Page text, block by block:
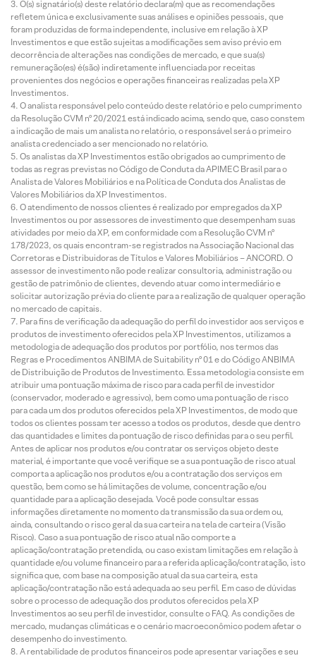
O(s) signatário(s) deste relatório declara(m) que as recomendações
refletem única e exclusivamente suas análises e opiniões pessoais, que
foram produzidas de forma independente, inclusive em relação à XP
Investimentos e que estão sujeitas a modificações sem aviso prévio em
decorrência de alterações nas condições de mercado, e que sua(s)
remuneração(es) é(são) indiretamente influenciada por receitas
provenientes dos negócios e operações financeiras realizadas pela XP
Investimentos.
O analista responsável pelo conteúdo deste relatório e pelo cumprimento
da Resolução CVM nº 20/2021 está indicado acima, sendo que, caso constem
a indicação de mais um analista no relatório, o responsável será o primeiro
analista credenciado a ser mencionado no relatório.
Os analistas da XP Investimentos estão obrigados ao cumprimento de
todas as regras previstas no Código de Conduta da APIMEC Brasil para o
Analista de Valores Mobiliários e na Política de Conduta dos Analistas de
Valores Mobiliários da XP Investimentos.
O atendimento de nossos clientes é realizado por empregados da XP
Investimentos ou por assessores de investimento que desempenham suas
atividades por meio da XP, em conformidade com a Resolução CVM nº
178/2023, os quais encontram-se registrados na Associação Nacional das
Corretoras e Distribuidoras de Títulos e Valores Mobiliários – ANCORD. O
assessor de investimento não pode realizar consultoria, administração ou
gestão de patrimônio de clientes, devendo atuar como intermediário e
solicitar autorização prévia do cliente para a realização de qualquer operação
no mercado de capitais.
Para fins de verificação da adequação do perfil do investidor aos serviços e
produtos de investimento oferecidos pela XP Investimentos, utilizamos a
metodologia de adequação dos produtos por portfólio, nos termos das
Regras e Procedimentos ANBIMA de Suitability nº 01 e do Código ANBIMA
de Distribuição de Produtos de Investimento. Essa metodologia consiste em
atribuir uma pontuação máxima de risco para cada perfil de investidor
(conservador, moderado e agressivo), bem como uma pontuação de risco
para cada um dos produtos oferecidos pela XP Investimentos, de modo que
todos os clientes possam ter acesso a todos os produtos, desde que dentro
das quantidades e limites da pontuação de risco definidas para o seu perfil.
Antes de aplicar nos produtos e/ou contratar os serviços objeto deste
material, é importante que você verifique se a sua pontuação de risco atual
comporta a aplicação nos produtos e/ou a contratação dos serviços em
questão, bem como se há limitações de volume, concentração e/ou
quantidade para a aplicação desejada. Você pode consultar essas
informações diretamente no momento da transmissão da sua ordem ou,
ainda, consultando o risco geral da sua carteira na tela de carteira (Visão
Risco). Caso a sua pontuação de risco atual não comporte a
aplicação/contratação pretendida, ou caso existam limitações em relação à
quantidade e/ou volume financeiro para a referida aplicação/contratação, isto
significa que, com base na composição atual da sua carteira, esta
aplicação/contratação não está adequada ao seu perfil. Em caso de dúvidas
sobre o processo de adequação dos produtos oferecidos pela XP
Investimentos ao seu perfil de investidor, consulte o FAQ. As condições de
mercado, mudanças climáticas e o cenário macroeconômico podem afetar o
desempenho do investimento.
A rentabilidade de produtos financeiros pode apresentar variações e seu